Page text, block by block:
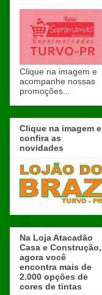
Clique na imagem e
acompanhe nossas
promoções...
Clique na imagem e
confira as
novidades
Na Loja Atacadão
Casa e Construção,
agora você
encontra mais de
2.000 opções de
cores de tintas